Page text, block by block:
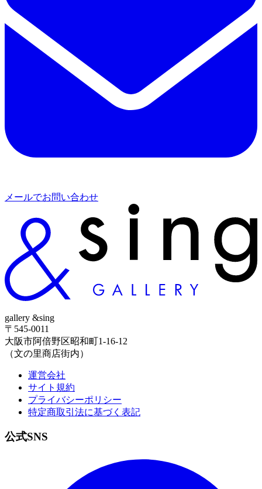
メールでお問い合わせ
gallery &sing
〒545-0011
大阪市阿倍野区昭和町1-16-12
（文の里商店街内）
運営会社
サイト規約
プライバシーポリシー
特定商取引法に基づく表記
公式SNS